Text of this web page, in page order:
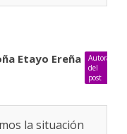
Etayo Ereña
Autora
del
post
la situación